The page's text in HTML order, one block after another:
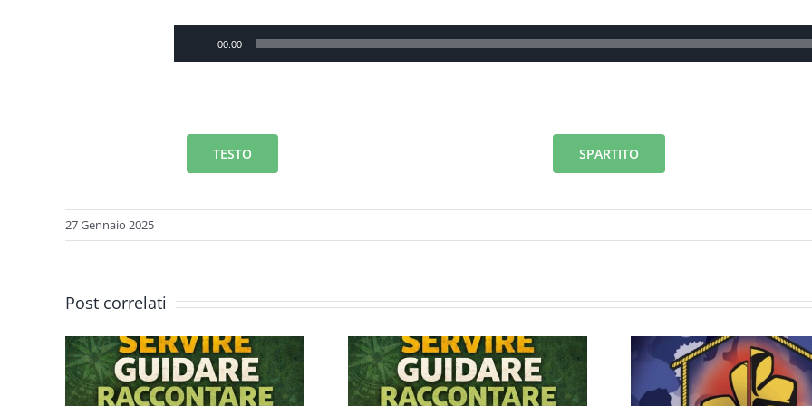
Player
00:00
TESTO SPARTITO
27 Gennaio 2025
Post correlati
Servire, Guidare,
Raccontare –
Una Cosa Ben